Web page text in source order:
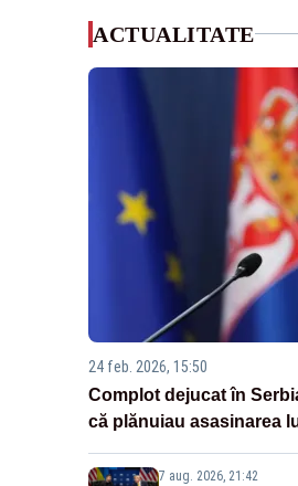
ACTUALITATE
24 feb. 2026, 15:50
Complot dejucat în
că plănuiau asasinarea
7 aug. 2026, 21:42